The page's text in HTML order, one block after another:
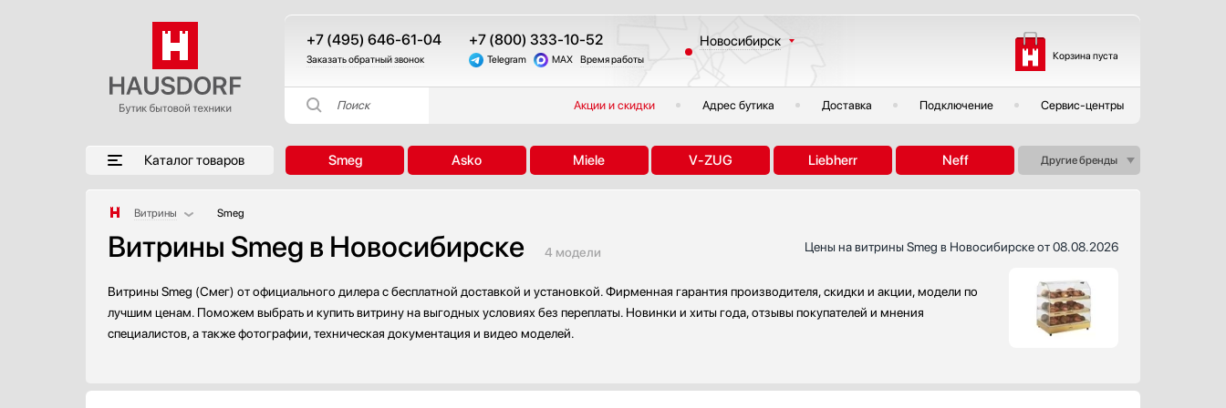
+7 (495) 646-61-04
Заказать обратный звонок
+7 (800) 333-10-52
Telegram MAX Время работы
Новосибирск
Санкт-Петербург
Краснодар
Екатеринбург
Корзина пуста
Поиск Акции и скидки Адрес бутика Доставка Подключение Сервис-центры
Каталог товаров Smeg Asko Miele V-ZUG Liebherr Neff Другие бренды
Витрины
Аксессуары
Аксессуары и принадлежности
Акустические системы
Аромастанции
Барбекю
Smeg
Витрины Smeg в Новосибирске 4 модели Цены на витрины Smeg в Новосибирске от 08.08.2026
Витрины Smeg (Смег) от официального дилера с бесплатной доставкой и установкой. Фирменная гарантия производителя, скидки и акции, модели по
лучшим ценам. Поможем выбрать и купить витрину на выгодных условиях без переплаты. Новинки и хиты года, отзывы покупателей и мнения
специалистов, а также фотографии, техническая документация и видео моделей.